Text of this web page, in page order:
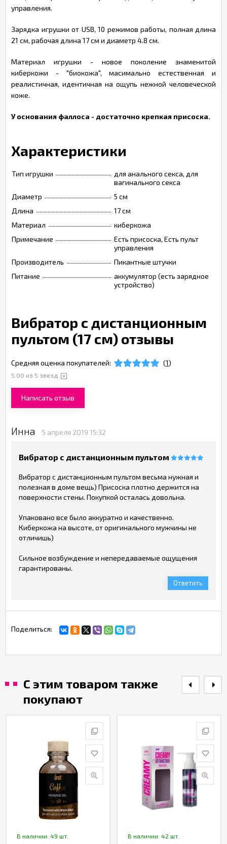
управления.
Зарядка игрушки от USB, 10 режимов работы, полная длина
21 см, рабочая длина 17 см и диаметр 4.8 см.
Материал игрушки - новое поколение знаменитой
киберкожи - "биокожа", масимально естественная и
реалистичная, идентичная на ощупь нежной человеческой
коже.
У основания фаллоса - достаточно крепкая присоска.
Характеристики
Тип игрушки
для анального секса, для
вагинального секса
Диаметр
5 см
Длина
17 см
Материал
киберкожа
Примечание
Есть присоска, Есть пульт
управления
Производитель
Пикантные штучки
Питание
аккумулятор (есть зарядное
устройство)
Вибратор с дистанционным
пультом (17 см) отзывы
Средняя оценка покупателей: (1)
5.00 из 5 звезд
Написать отзыв
Инна 5 апреля 2019 15:32
Вибратор с дистанционным пультом
Вибратор с дистанционным пультом весьма нужная и
полезная в доме вещь) Присоска плотно держится на
поверхности стены. Покупкой осталась довольна.
Упаковано все было аккуратно и качественно.
Киберкожа на высоте, от оригинального мужчины не
отличишь)
Сильное возбуждение и непередаваемые ощущения
гарантированы.
Ответить
Поделиться:
С этим товаром также
покупают
В наличии: 49 шт. В наличии: 42 шт.